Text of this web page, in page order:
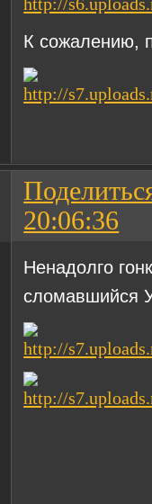
К сожалению,
20:06:36
Ненадолго
сломавшийся